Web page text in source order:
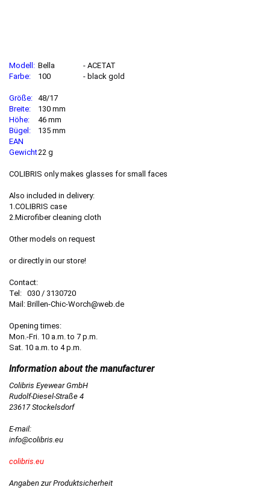
Modell: Bella
- ACETAT
Farbe:
100 - black gold
Größe: 48/17
Breite:
130 mm
Höhe:
46 mm
Bügel:
135 mm
EAN
Gewicht22 g
COLIBRIS only makes glasses for small faces
Also included in delivery:
1.COLIBRIS case
2.Microfiber cleaning cloth
Other models on request
or directly in our store!
Contact:
Tel: 030 / 3130720
Mail: Brillen-Chic-Worch@web.de
Opening times:
Mon.-Fri. 10 a.m. to 7 p.m.
Sat. 10 a.m. to 4 p.m.
Colibris Eyewear GmbH
Rudolf-Diesel-Straße 4
23617 Stockelsdorf
E-mail:
info@colibris.eu
colibris.eu
Angaben zur Produktsicherheit